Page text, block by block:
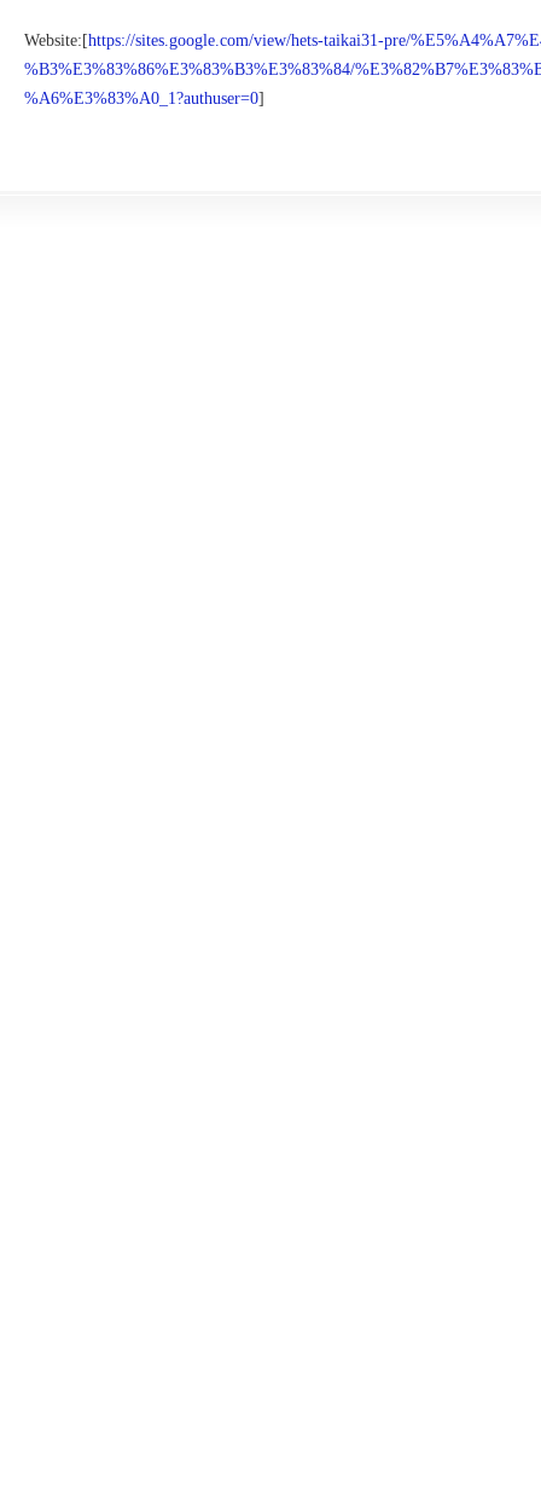
Website:[https://sites.google.com/view/hets-taikai31-pre/
%B3%E3%83%86%E3%83%B3%E3%83%84/
%A6%E3%83%A0_1?authuser=0]